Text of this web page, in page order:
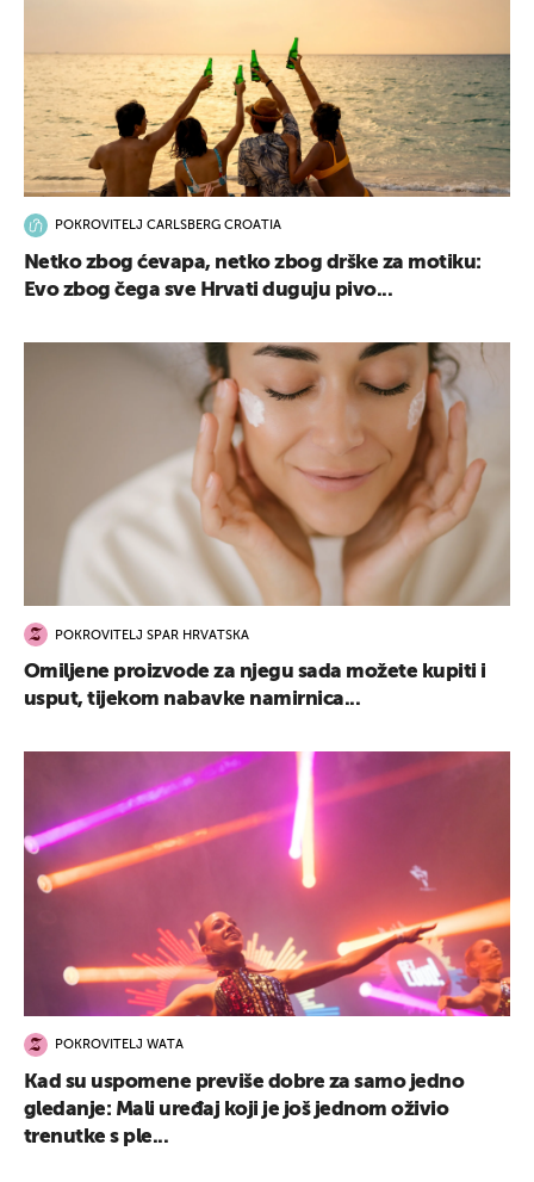
POKROVITELJ CARLSBERG CROATIA
Netko zbog ćevapa, netko zbog drške za motiku:
Evo zbog čega sve Hrvati duguju pivo...
POKROVITELJ SPAR HRVATSKA
Omiljene proizvode za njegu sada možete kupiti i
usput, tijekom nabavke namirnica...
POKROVITELJ WATA
Kad su uspomene previše dobre za samo jedno
gledanje: Mali uređaj koji je još jednom oživio
trenutke s ple...